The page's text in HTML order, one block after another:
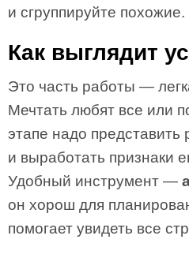
и сгруппируйте похожие.
Как выглядит
Это часть работы —
Мечтать любят все или
этапе надо представить
и выработать признаки
Удобный инструмент —
он хорош для
помогает увидеть все